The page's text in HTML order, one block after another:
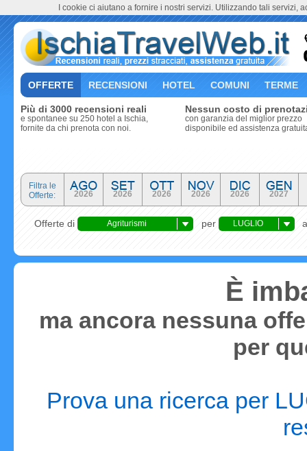
OFFERTE RECENSIONI HOTEL COMUNI TERME
Più di 3000 recensioni reali
e spontanee su 250 hotel a Ischia,
fornite da chi prenota con noi.
Nessun costo di
con garanzia del miglior prezzo
disponibile ed assistenza
Filtra le
Offerte:
2026 2026 2026 2026 2026 2027
Offerte di Agriturismi per LUGLIO
È
ma ancora nessuna
per
Prova una ricerca per
I cookie ci aiutano a fornire i nostri servizi. Utilizzando tali servizi,